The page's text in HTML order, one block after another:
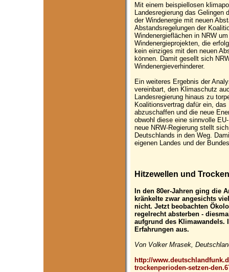
Mit einem beispiellosen
Landesregierung das Gelingen
der Windenergie mit neuen
Abstandsregelungen der
Windenergieflächen in NRW
Windenergieprojekten, die
kein einziges mit den neuen
können. Damit gesellt sich
Windenergieverhinderer.
Ein weiteres Ergebnis der
vereinbart, den Klimaschutz
Landesregierung hinaus zu
Koalitionsvertrag dafür ein,
abzuschaffen und die neue
obwohl diese eine sinnvolle
neue NRW-Regierung stellt
Deutschlands in den Weg.
eigenen Landes und der
Hitzewellen und
In den 80er-Jahren ging die
kränkelte zwar angesichts
nicht. Jetzt beobachten
regelrecht absterben -
aufgrund des Klimawandels.
Erfahrungen aus.
Von Volker Mrasek,
http://
trockenperioden-setzen-